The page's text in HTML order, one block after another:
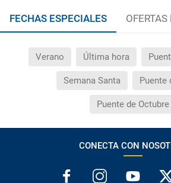
FECHAS ESPECIALES
Verano Última hora
Semana Santa Puente
Puente de Octubre
CONECTA CON